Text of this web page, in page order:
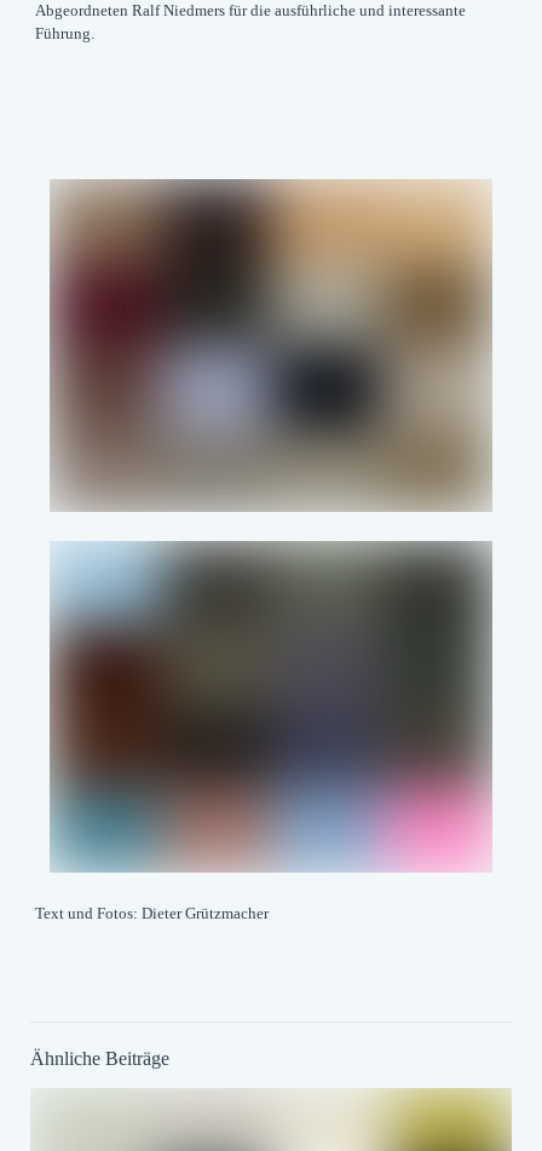
Abgeordneten Ralf Niedmers für die ausführliche und interessante
Führung.
Text und Fotos: Dieter Grützmacher
Ähnliche Beiträge